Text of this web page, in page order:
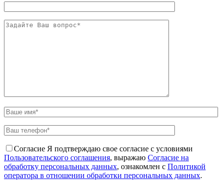
Согласие Я подтверждаю свое согласие с условиями
Пользовательского соглашения, выражаю Согласие на
обработку персональных данных, ознакомлен с Политикой
оператора в отношении обработки персональных данных.